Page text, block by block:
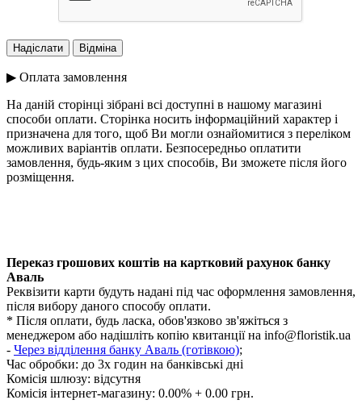
▶ Оплата замовлення
На даній сторінці зібрані всі доступні в нашому магазині
способи оплати. Сторінка носить інформаційний характер і
призначена для того, щоб Ви могли ознайомитися з переліком
можливих варіантів оплати. Безпосередньо оплатити
замовлення, будь-яким з цих способів, Ви зможете після його
розміщення.
Переказ грошових коштів на картковий рахунок банку
Аваль
Реквізити карти будуть надані під час оформлення замовлення,
після вибору даного способу оплати.
* Після оплати, будь ласка, обов'язково зв'яжіться з
менеджером або надішліть копію квитанції на info@floristik.ua
- Через відділення банку Аваль (готівкою);
Час обробки: до 3х годин на банківські дні
Комісія шлюзу: відсутня
Комісія інтернет-магазину: 0.00% + 0.00 грн.